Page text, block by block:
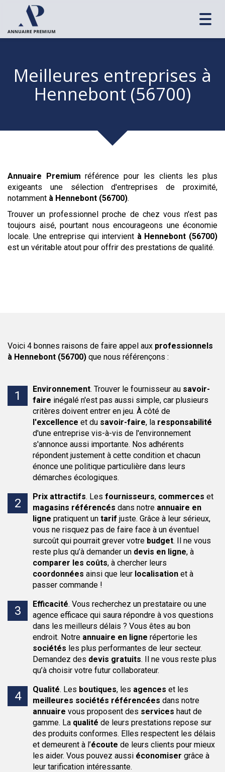
Meilleures entreprises à
Hennebont (56700)
Annuaire Premium référence pour les clients les plus
exigeants une sélection d'entreprises de proximité,
notamment à Hennebont (56700).
Trouver un professionnel proche de chez vous n'est pas
toujours aisé, pourtant nous encourageons une économie
locale. Une entreprise qui intervient à Hennebont (56700)
est un véritable atout pour offrir des prestations de qualité.
Voici 4 bonnes raisons de faire appel aux professionnels
à Hennebont (56700) que nous référençons :
Environnement. Trouver le fournisseur au savoir-
faire inégalé n'est pas aussi simple, car plusieurs
critères doivent entrer en jeu. À côté de
l'excellence et du savoir-faire, la responsabilité
d'une entreprise vis-à-vis de l'environnement
s'annonce aussi importante. Nos adhérents
répondent justement à cette condition et chacun
énonce une politique particulière dans leurs
démarches écologiques.
Prix attractifs. Les fournisseurs, commerces et
magasins référencés dans notre annuaire en
ligne pratiquent un tarif juste. Grâce à leur sérieux,
vous ne risquez pas de faire face à un éventuel
surcoût qui pourrait grever votre budget. Il ne vous
reste plus qu’à demander un devis en ligne, à
comparer les coûts, à chercher leurs
coordonnées ainsi que leur localisation et à
passer commande !
Efficacité. Vous recherchez un prestataire ou une
agence efficace qui saura répondre à vos questions
dans les meilleurs délais ? Vous êtes au bon
endroit. Notre annuaire en ligne répertorie les
sociétés les plus performantes de leur secteur.
Demandez des devis gratuits. Il ne vous reste plus
qu’à choisir votre futur collaborateur.
Qualité. Les boutiques, les agences et les
meilleures sociétés référencées dans notre
annuaire vous proposent des services haut de
gamme. La qualité de leurs prestations repose sur
des produits conformes. Elles respectent les délais
et demeurent à l’écoute de leurs clients pour mieux
les aider. Vous pouvez aussi économiser grâce à
leur tarification intéressante.